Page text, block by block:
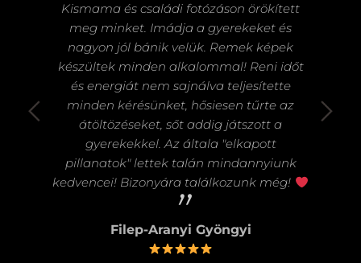
Kismama és családi fotózáson örökített
meg minket. Imádja a gyerekeket és
nagyon jól bánik velük. Remek képek
készültek minden alkalommal! Reni időt
és energiát nem sajnálva teljesítette
minden kérésünket, hősiesen tűrte az
átöltözéseket, sőt addig játszott a
gyerekekkel. Az általa "elkapott
pillanatok" lettek talán mindannyiunk
kedvencei! Bizonyára találkozunk még!
Filep-Aranyi Gyöngyi